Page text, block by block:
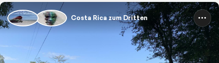
Costa Rica zum Dritten